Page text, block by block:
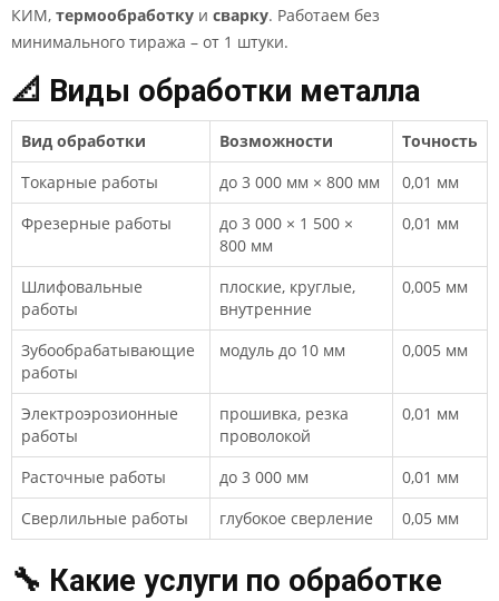
КИМ, термообработку и сварку. Работаем без
минимального тиража – от 1 штуки.
📐 Виды обработки металла
Вид обработки Возможности
Точность
Токарные работы
до 3 000 мм × 800 мм
0,01 мм
Фрезерные работы
до 3 000 × 1 500 ×
800 мм
0,01 мм
Шлифовальные
работы
плоские, круглые,
внутренние
0,005 мм
Зубообрабатывающие
работы
модуль до 10 мм 0,005 мм
Электроэрозионные
работы
прошивка, резка
проволокой
0,01 мм
Расточные работы до 3 000 мм
0,01 мм
Сверлильные работы
глубокое сверление 0,05 мм
🔧 Какие услуги по обработке